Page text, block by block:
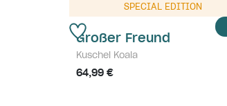
SPECIAL EDITION
Großer Freund
Kuschel Koala
64,99 €